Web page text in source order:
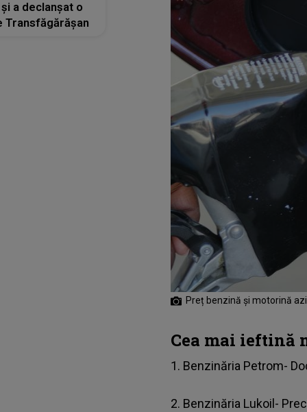
Preț benzină și motorină azi
Cea mai ieftină
1. Benzinăria Petrom-
2. Benzinăria Lukoil-
a declanșat o
Transfăgărășan